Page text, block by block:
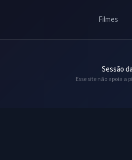
Filmes
Sessão
Esse site não apoia